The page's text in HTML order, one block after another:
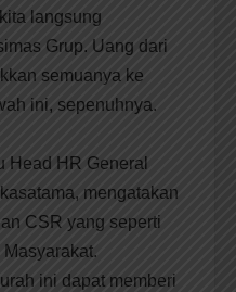
langsung
Grup. Uang dari
semuanya ke
ini, sepenuhnya.
Head HR General
mengatakan
CSR yang seperti
ini dapat memberi